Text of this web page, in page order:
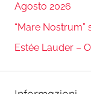
Agosto 2026
“Mare
Estée Lauder –